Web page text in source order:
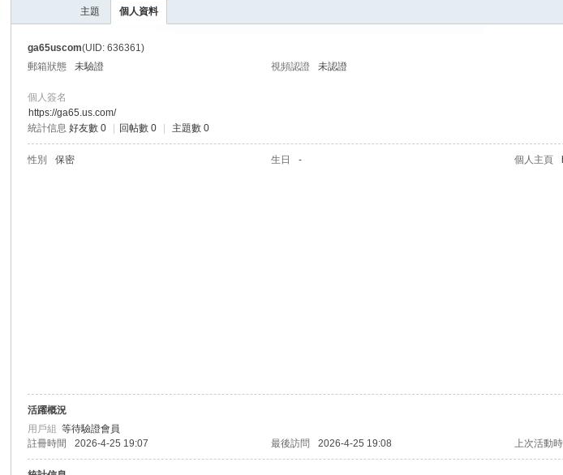
主題 個人資料
ga65uscom(UID: 636361)
郵箱狀態
未驗證 視頻認證 未認證
個人簽名
https://ga65.us.com/
統計信息 好友數 0 回帖數 0 主題數 0
性別 保密 生日 - 個人主頁
活躍概況
用戶組等待驗證會員
註冊時間
2026-4-25 19:07 最後訪問 2026-4-25 19:08 上次活動